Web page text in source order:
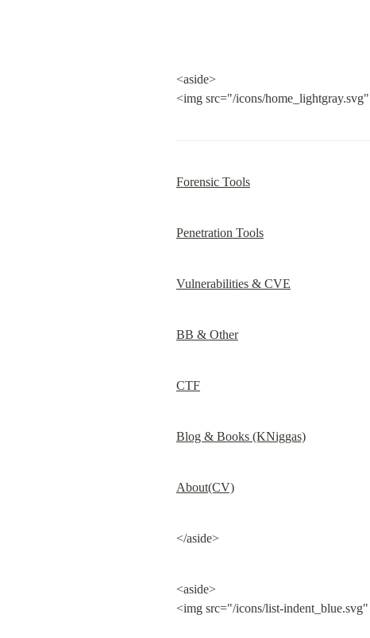
<aside>
<img src="/icons/
Forensic Tools
Penetration Tools
Vulnerabilities & CVE
BB & Other
CTF
Blog & Books (KNiggas)
About(CV)
</aside>
<aside>
<img src="/icons/list-